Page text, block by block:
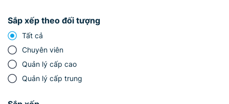
Sắp xếp theo đối tượng
Tất cả
Chuyên viên
Quản lý cấp cao
Quản lý cấp trung